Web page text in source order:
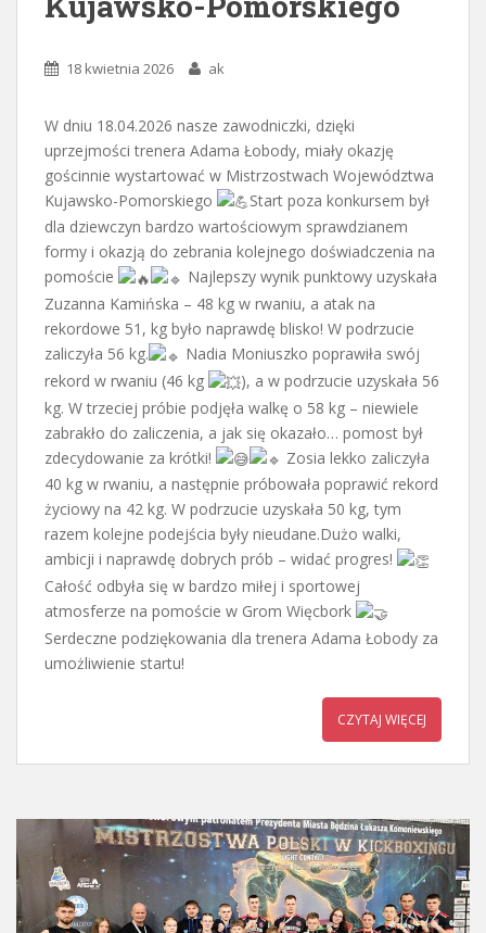
18 kwietnia 2026 ak
W dniu 18.04.2026 nasze zawodniczki, dzięki
uprzejmości trenera Adama Łobody, miały okazję
gościnnie wystartować w Mistrzostwach Województwa
Kujawsko-Pomorskiego
Start poza konkursem był
dla dziewczyn bardzo wartościowym sprawdzianem
formy i okazją do zebrania kolejnego doświadczenia na
pomoście
Najlepszy wynik punktowy uzyskała
Zuzanna Kamińska – 48 kg w rwaniu, a atak na
rekordowe 51, kg było naprawdę blisko! W podrzucie
zaliczyła 56 kg.
Nadia Moniuszko poprawiła swój
rekord w rwaniu (46 kg
), a w podrzucie uzyskała 56
kg. W trzeciej próbie podjęła walkę o 58 kg – niewiele
zabrakło do zaliczenia, a jak się okazało… pomost był
zdecydowanie za krótki!
Zosia lekko zaliczyła
40 kg w rwaniu, a następnie próbowała poprawić rekord
życiowy na 42 kg. W podrzucie uzyskała 50 kg, tym
razem kolejne podejścia były nieudane.Dużo walki,
ambicji i naprawdę dobrych prób – widać progres!
Całość odbyła się w bardzo miłej i sportowej
atmosferze na pomoście w Grom Więcbork
Serdeczne podziękowania dla trenera Adama Łobody za
umożliwienie startu!
CZYTAJ WIĘCEJ